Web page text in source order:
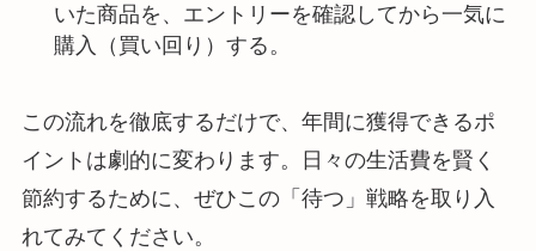
いた商品を、エントリーを確認してから一気に
購入（買い回り）する。
この流れを徹底するだけで、年間に獲得できるポ
イントは劇的に変わります。日々の生活費を賢く
節約するために、ぜひこの「待つ」戦略を取り入
れてみてください。